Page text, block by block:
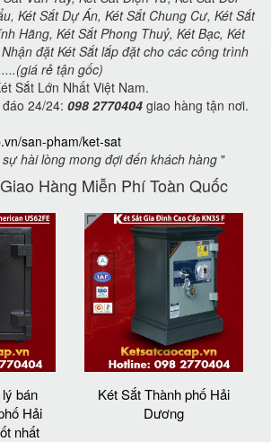
Két Sắt Dự Án, Két Sắt Chung Cư, Két Sắt
Hãng, Két Sắt Phong Thuỷ, Két Bạc, Két
đặt Két Sắt lắp đặt cho các công trình
rẻ tận gốc)
Sắt Lớn Nhất Việt Nam.
24/24: 098 2770404 giao hàng tận nơi.
san-pham/ket-sat
hài lòng mong đợi đến khách hàng "
Hàng Miễn Phí Toàn Quốc
bán
Hải
nhất
Két Sắt Thành phố Hải
Dương